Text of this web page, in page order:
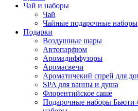
Чай и наборы
Чай
Чайные подарочные наборы
Подарки
Воздушные шары
Автопарфюм
Аромадиффузоры
Аромасвечи
Ароматичекий спрей для
SPA для ванны и душа
Флорентийское саше
Подарочные наборы